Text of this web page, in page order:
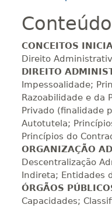
220 H 28dias
240 H 30dias
260 H 33dias
CONCEITOS
Direito
DIREITO
Impessoalidade;
Razoabilidade e da
Privado (finalidade
Autotutela;
Princípios do
ORGANIZAÇÃO
Descentralização
Indireta; Entidades
ÓRGÃOS
Capacidades;